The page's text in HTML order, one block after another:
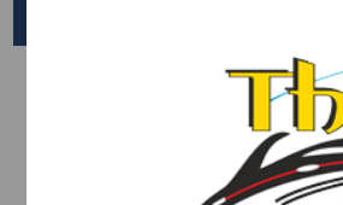
ΜΕΙΩΤΕΣ ΤΑΧΥΤΗΤΑΣ ΣΥΡΤΗΣ /